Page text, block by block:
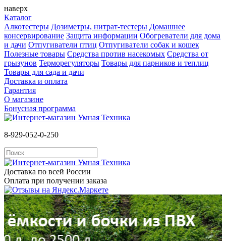
наверх
Каталог
Алкотестеры Дозиметры, нитрат-тестеры Домашнее
консервирование Защита информации Обогреватели для дома
и дачи Отпугиватели птиц Отпугиватели собак и кошек
Полезные товары Средства против насекомых Cредства от
грызунов Терморегуляторы Товары для парников и теплиц
Товары для сада и дачи
Доставка и оплата
Гарантия
О магазине
Бонусная программа
8-929-052-0-250
Доставка по всей России
Оплата при получении заказа